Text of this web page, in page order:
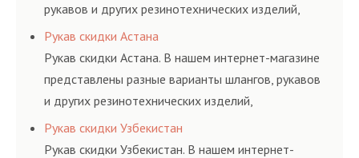
рукавов и других резинотехнических изделий,
соответствующих ГОСТам, техническим условиям
и нормативам.
Рукав скидки Астана
Рукав скидки Астана. В нашем интернет-магазине
представлены разные варианты шлангов, рукавов
и других резинотехнических изделий,
соответствующих ГОСТам, техническим условиям
и нормативам.
Рукав скидки Узбекистан
Рукав скидки Узбекистан. В нашем интернет-